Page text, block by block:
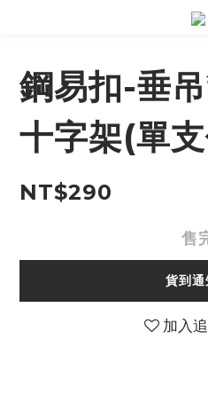
鋼易扣-垂
十字架(單
NT$290
售
貨到通
加入